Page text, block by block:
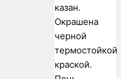
казан.
Окрашена
черной
термостойкой
краской.